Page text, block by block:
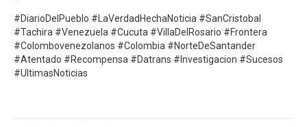
#DiarioDelPueblo #LaVerdadHechaNoticia #SanCristobal
#Tachira #Venezuela #Cucuta #VillaDelRosario #Frontera
#Colombovenezolanos #Colombia #NorteDeSantander
#Atentado #Recompensa #Datrans #Investigacion #Sucesos
#UltimasNoticias